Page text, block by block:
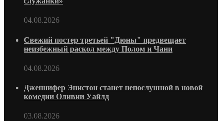
04.08.2026
Свежий постер третьей "Дюны" предвещает
неизбежный раскол между Полом и Чани
04.08.2026
Дженнифер Энистон станет непослушной в новой
комедии Оливии Уайлд
03.08.2026